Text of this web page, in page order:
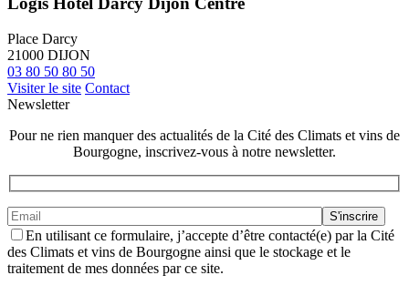
Place Darcy
21000 DIJON
03 80 50 80 50
Visiter le site Contact
Newsletter
Pour ne rien manquer des actualités de la Cité des Climats et vins de
Bourgogne, inscrivez-vous à notre newsletter.
En utilisant ce formulaire, j’accepte d’être contacté(e) par la Cité
des Climats et vins de Bourgogne ainsi que le stockage et le
traitement de mes données par ce site.